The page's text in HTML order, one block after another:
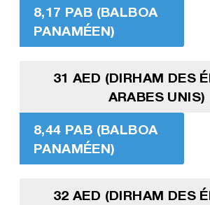
8,17 PAB (BALBOA
PANAMÉEN)
31 AED (DIRHAM DES
ARABES UNIS)
8,44 PAB (BALBOA
PANAMÉEN)
32 AED (DIRHAM DES